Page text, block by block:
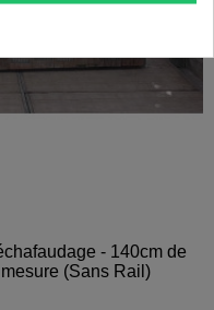
- 140cm de
(Sans Rail)